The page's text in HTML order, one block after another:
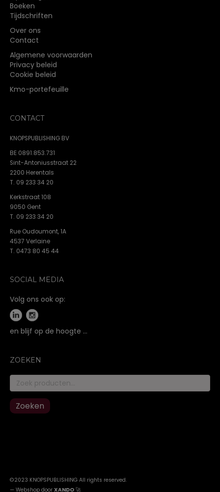
Boeken
Tijdschriften
Over ons
Contact
Algemene voorwaarden
Privacy beleid
Cookie beleid
Kmo-portefeuille
CONTACT
KNOPSPUBLISHING BV
BE 0891.853.731
Sint-Antoniusstraat 22
2200 Herentals
T. 09 233 34 20
Kerkstraat 108
9050 Gent
T. 09 233 34 20
Rue Oudoumont, 1A
4537 Verlaine
T. 0473 80 45 44
SOCIAL MEDIA
Volg ons ook op:
en blijf op de hoogte …
ZOEKEN
Zoeken
naar:
Zoeken
©2023 KNOPSPUBLISHING All rights reserved.
— Webshop door XANDO 🚀